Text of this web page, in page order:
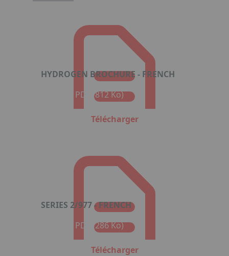
HYDROGEN BROCHURE - FRENCH
Format : PDF (812 Ko)
Télécharger
SERIES 2/977 - FRENCH
Format : PDF (286 Ko)
Télécharger